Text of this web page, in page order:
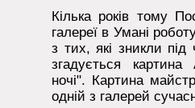
Кілька років тому
галереї в Умані
з тих, які зникли
згадується картина
ночі". Картина
одній з галерей